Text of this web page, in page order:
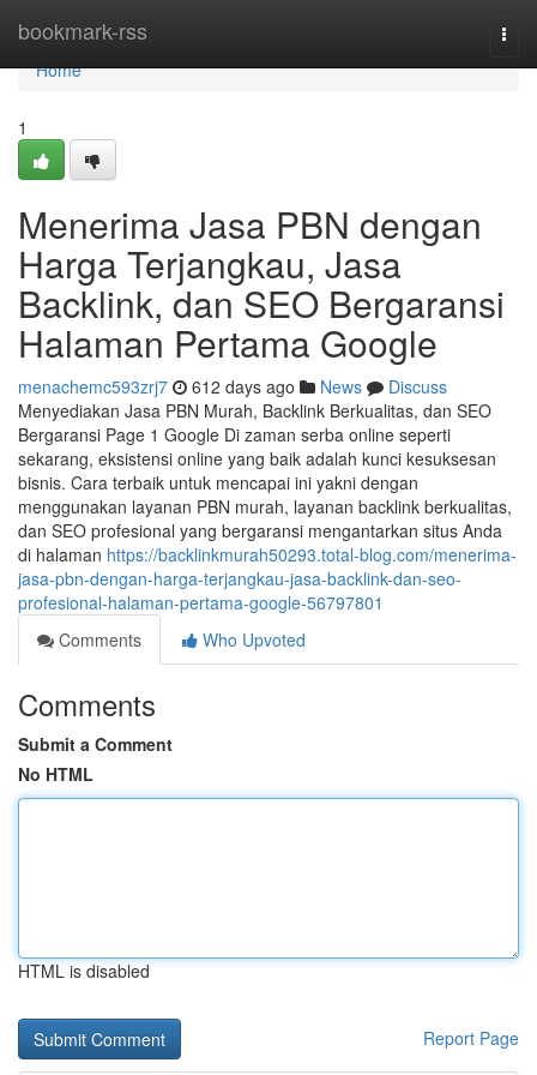
bookmark-rss
Home
Home
1
Menerima Jasa PBN dengan
Harga Terjangkau, Jasa
Backlink, dan SEO Bergaransi
Halaman Pertama Google
menachemc593zrj7 612 days ago News
Discuss
Menyediakan Jasa PBN Murah, Backlink Berkualitas, dan SEO
Bergaransi Page 1 Google Di zaman serba online seperti
sekarang, eksistensi online yang baik adalah kunci kesuksesan
bisnis. Cara terbaik untuk mencapai ini yakni dengan
menggunakan layanan PBN murah, layanan backlink berkualitas,
dan SEO profesional yang bergaransi mengantarkan situs Anda
di halaman https://backlinkmurah50293.total-blog.com/menerima-
jasa-pbn-dengan-harga-terjangkau-jasa-backlink-dan-seo-
profesional-halaman-pertama-google-56797801
Comments
Who Upvoted
Comments
Submit a Comment
No HTML
HTML is disabled
Report Page